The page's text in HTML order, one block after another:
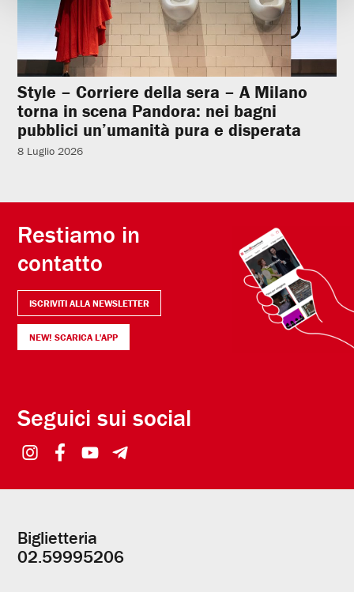
Style – Corriere della sera – A Milano
torna in scena Pandora: nei bagni
pubblici un’umanità pura e disperata
8 Luglio 2026
Restiamo in
contatto
ISCRIVITI ALLA NEWSLETTER
NEW! SCARICA L'APP
Seguici sui social
Informazioni
utili
Biglietteria
02.59995206